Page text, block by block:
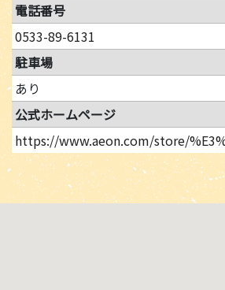
電話番号
0533-89-6131
駐車場
あり
公式ホームページ
https://www.aeon.com/store/